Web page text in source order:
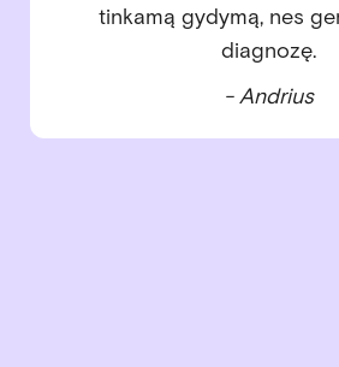
spręsti nemažai dantukų
gydytoja Eglė viską
švelniai ir profesionaliai